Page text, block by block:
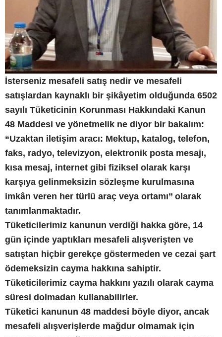
İsterseniz mesafeli satış nedir ve mesafeli
satışlardan kaynaklı bir şikâyetim olduğunda 6502
sayılı Tüketicinin Korunması Hakkındaki Kanun
48 Maddesi ve yönetmelik ne diyor bir bakalım:
“Uzaktan iletişim aracı: Mektup, katalog, telefon,
faks, radyo, televizyon, elektronik posta mesajı,
kısa mesaj, internet gibi fiziksel olarak karşı
karşıya gelinmeksizin sözleşme kurulmasına
imkân veren her türlü araç veya ortamı’’ olarak
tanımlanmaktadır.
Tüketicilerimiz kanunun verdiği hakka göre, 14
gün içinde yaptıkları mesafeli alışverişten ve
satıştan hiçbir gerekçe göstermeden ve cezai şart
ödemeksizin cayma hakkına sahiptir.
Tüketicilerimiz cayma hakkını yazılı olarak cayma
süresi dolmadan kullanabilirler.
Tüketici kanunun 48 maddesi böyle diyor, ancak
mesafeli alışverişlerde mağdur olmamak için